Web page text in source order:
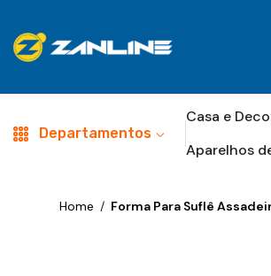
Departamentos
Casa e
Aparelhos
Home / Forma Para Suflê